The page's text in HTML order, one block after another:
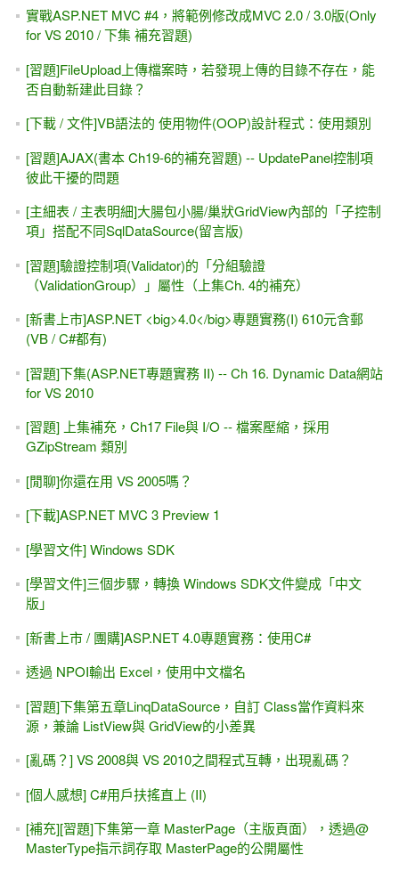
實戰ASP.NET MVC #4，將範例修改成MVC 2.0 / 3.0版(Only
for VS 2010 / 下集 補充習題)
[習題]FileUpload上傳檔案時，若發現上傳的目錄不存在，能
否自動新建此目錄？
[下載 / 文件]VB語法的 使用物件(OOP)設計程式：使用類別
[習題]AJAX(書本 Ch19-6的補充習題) -- UpdatePanel控制項
彼此干擾的問題
[主細表 / 主表明細]大腸包小腸/巢狀GridView內部的「子控制
項」搭配不同SqlDataSource(留言版)
[習題]驗證控制項(Validator)的「分組驗證
（ValidationGroup）」屬性（上集Ch. 4的補充）
[新書上市]ASP.NET <big>4.0</big>專題實務(I) 610元含郵
(VB / C#都有)
[習題]下集(ASP.NET專題實務 II) -- Ch 16. Dynamic Data網站
for VS 2010
[習題] 上集補充，Ch17 File與 I/O -- 檔案壓縮，採用
GZipStream 類別
[閒聊]你還在用 VS 2005嗎？
[下載]ASP.NET MVC 3 Preview 1
[學習文件] Windows SDK
[學習文件]三個步驟，轉換 Windows SDK文件變成「中文
版」
[新書上市 / 團購]ASP.NET 4.0專題實務：使用C#
透過 NPOI輸出 Excel，使用中文檔名
[習題]下集第五章LinqDataSource，自訂 Class當作資料來
源，兼論 ListView與 GridView的小差異
[亂碼？] VS 2008與 VS 2010之間程式互轉，出現亂碼？
[個人感想] C#用戶扶搖直上 (II)
[補充][習題]下集第一章 MasterPage（主版頁面），透過@
MasterType指示詞存取 MasterPage的公開屬性